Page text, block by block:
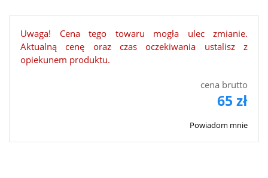
Uwaga! Cena tego towaru mogła ulec zmianie.
Aktualną cenę oraz czas oczekiwania ustalisz z
opiekunem produktu.
cena brutto
65 zł
Powiadom mnie